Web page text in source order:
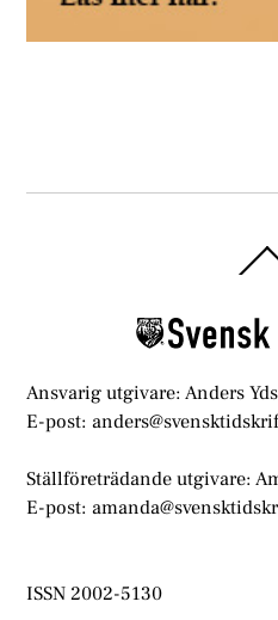
Ansvarig utgivare: Anders
E-post:
Ställföreträdande utgivare:
E-post:
ISSN 2002-5130